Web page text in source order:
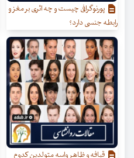
پورنوگرافی چیست و چه اثری بر مغز و
رابطه جنسی دارد؟
قیافه و ظاهر واسه متولدین کدوم